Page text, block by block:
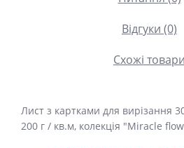
Відгуки (0)
Схожі товари
Лист з картками для вирізання
200 г / кв.м, колекція "Miracle